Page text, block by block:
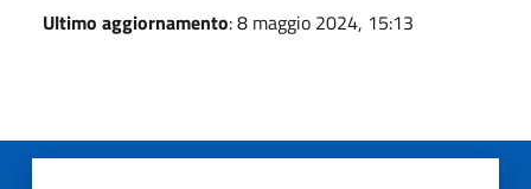
Ultimo aggiornamento: 8 maggio 2024, 15:13